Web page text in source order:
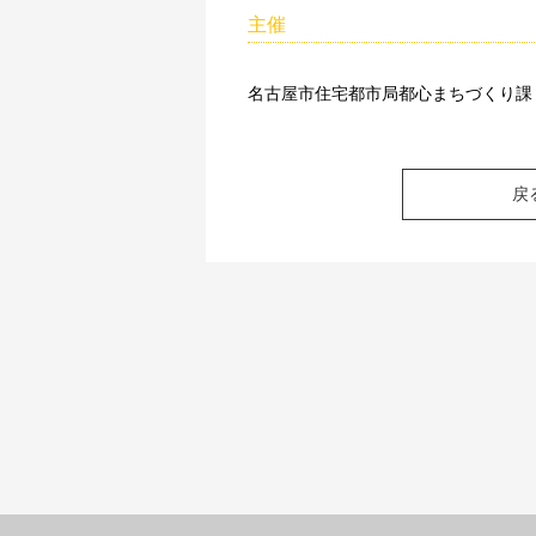
主催
名古屋市住宅都市局都心まちづくり課
戻